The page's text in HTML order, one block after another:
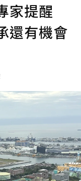
家提醒
還有機會